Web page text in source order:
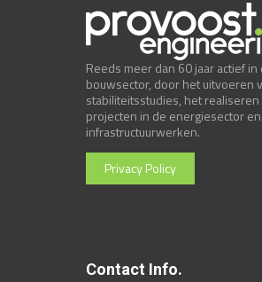
Reeds meer dan 60 jaar actief in
bouwsector, door het uitvoeren
stabiliteitsstudies, het realiseren
projecten in de energiesector en
infrastructuurwerken.
Privacy Policy
Contact Info.